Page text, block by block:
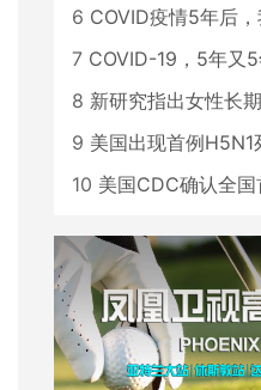
6 COVID疫情5年后，我们
7 COVID-19，5年又
8 新研究指出女性长期
9 美国出现首例H5N1
10 美国CDC确认全国首例严